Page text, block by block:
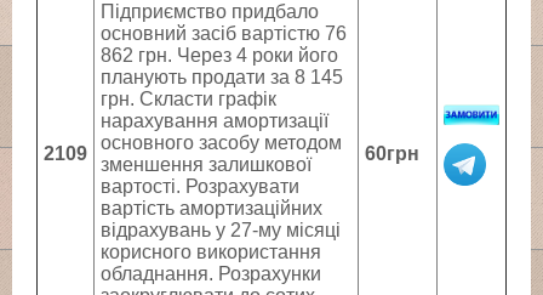
2109
Підприємство придбало
основний засіб вартістю 76
862 грн. Через 4 роки його
планують продати за 8 145
грн. Скласти графік
нарахування амортизації
основного засобу методом
зменшення залишкової
вартості. Розрахувати
вартість амортизаційних
відрахувань у 27-му місяці
корисного використання
обладнання. Розрахунки
60грн